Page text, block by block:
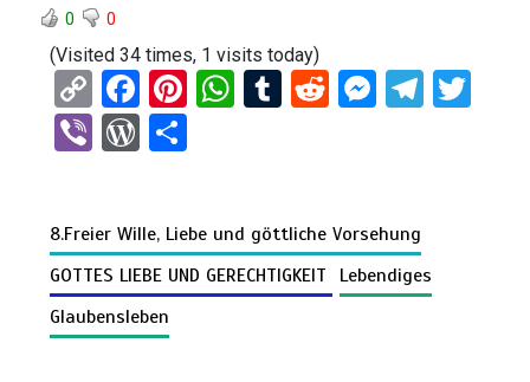
0 0
(Visited 34 times, 1 visits today)
C
o
py
n
k
F
a
ce
o
o
k
Pi
t
W
A
p
T
r
R
t
M
g
er
T
m
Vi W
Pr
es
s
n
8.Freier Wille, Liebe und göttliche Vorsehung
GOTTES LIEBE UND GERECHTIGKEIT
Lebendiges
Glaubensleben